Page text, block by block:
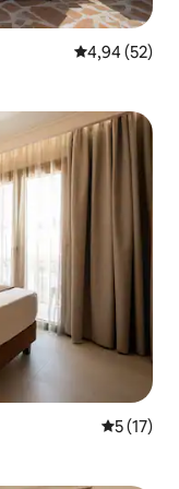
Prosječna
4,94 (52)
Prosječna
5 (17)